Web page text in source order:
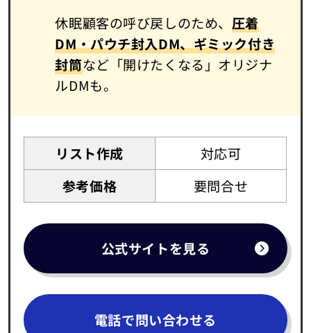
休眠顧客の呼び戻しのため、 圧着
DM・パウチ封入DM、ギミック付き
封筒など「開けたくなる」オリジナ
ルDMも。
リスト作成
対応可
参考価格
要問合せ
公式サイトを見る
電話で問い合わせる